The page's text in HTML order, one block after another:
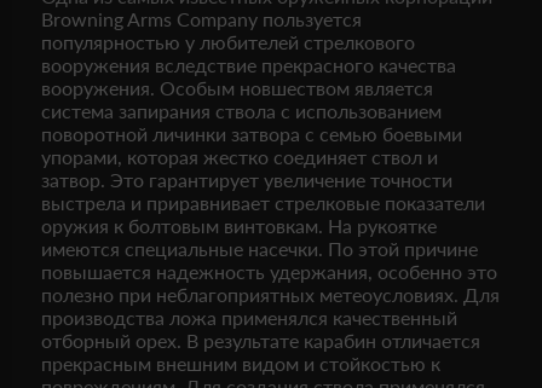
Browning Arms Company пользуется
популярностью у любителей стрелкового
вооружения вследствие прекрасного качества
вооружения. Особым новшеством является
система запирания ствола с использованием
поворотной личинки затвора с семью боевыми
упорами, которая жестко соединяет ствол и
затвор. Это гарантирует увеличение точности
выстрела и приравнивает стрелковые показатели
оружия к болтовым винтовкам. На рукоятке
имеются специальные насечки. По этой причине
повышается надежность удержания, особенно это
полезно при неблагоприятных метеоусловиях. Для
производства ложа применялся качественный
отборный орех. В результате карабин отличается
прекрасным внешним видом и стойкостью к